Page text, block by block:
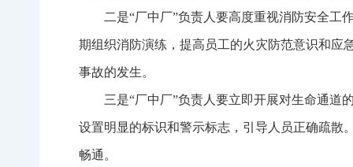
二是“厂中厂”负责人要高度重视消防安全工
期组织消防演练，提高员工的火灾防范意识和应
事故的发生。
三是“厂中厂”负责人要立即开展对生命通道
设置明显的标识和警示标志，引导人员正确疏散
畅通。